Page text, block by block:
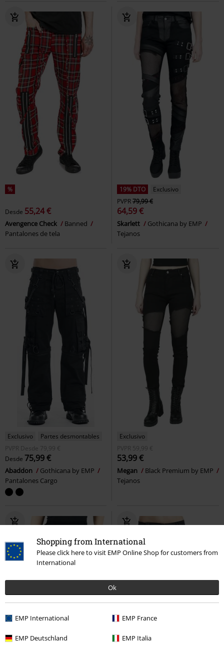
Shopping from International
Please click here to visit EMP Online Shop for customers from
International
Ok
EMP International EMP France
EMP Deutschland EMP Italia
%
Desde 55,24 €
Avengence Check
Banned
Pantalones de tela
19% DTO
Exclusivo
PVPR79,99 €
64,59 €
Skarlett
Gothicana by EMP
Tejanos
Exclusivo
Partes desmontables
PVPR
Desde 79,99 €
Desde 75,99 €
Abaddon
Gothicana by EMP
Pantalones Cargo
Exclusivo
PVPR
59,99 €
53,99 €
Megan
Black Premium by EMP
Tejanos